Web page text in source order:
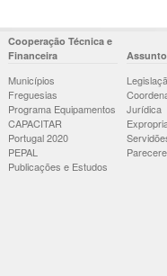
Cooperação Técnica e
Financeira
Municípios
Freguesias
Programa Equipamentos
CAPACITAR
Portugal 2020
PEPAL
Publicações e Estudos
Jurídica